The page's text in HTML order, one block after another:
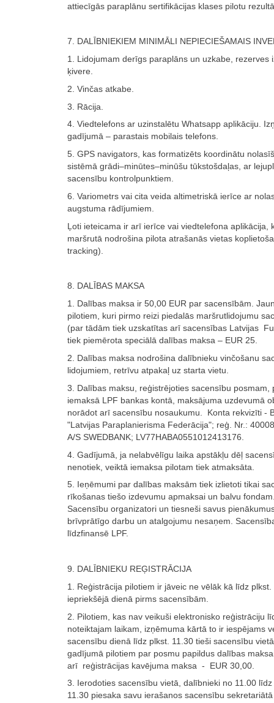
attiecīgās paraplānu sertifikācijas klases pilotu
7. DALĪBNIEKIEM MINIMĀLI NEPIECIEŠAMAIS
1. Lidojumam derīgs paraplāns un uzkabe, rezerves
ķivere.
2. Vinčas atkabe.
3. Rācija.
4. Viedtelefons ar uzinstalētu Whatsapp aplikāciju.
gadījumā – parastais mobilais telefons.
5. GPS navigators, kas formatizēts koordinātu
sistēmā grādi–minūtes–minūšu tūkstošdaļas, ar
sacensību kontrolpunktiem.
6. Variometrs vai cita veida altimetriskā ierīce ar
augstuma rādījumiem.
Ļoti ieteicama ir arī ierīce vai viedtelefona aplikācija,
maršrutā nodrošina pilota atrašanās vietas
tracking).
8. DALĪBAS MAKSA
1. Dalības maksa ir 50,00 EUR par sacensībām.
pilotiem, kuri pirmo reizi piedalās maršrutlidojumu
(par tādām tiek uzskatītas arī sacensības Latvijas
tiek piemērota speciālā dalības maksa – EUR 25.
2. Dalības maksa nodrošina dalībnieku vinčošanu
lidojumiem, retrīvu atpakaļ uz starta vietu.
3. Dalības maksu, reģistrējoties sacensību posmam,
iemaksā LPF bankas kontā, maksājuma uzdevumā
norādot arī sacensību nosaukumu. Konta rekvizīti -
"Latvijas Paraplanierisma Federācija"; reģ. Nr.:
A/S SWEDBANK; LV77HABA0551012413176.
4. Gadījumā, ja nelabvēlīgu laika apstākļu dēļ
nenotiek, veiktā iemaksa pilotam tiek atmaksāta.
5. Ieņēmumi par dalības maksām tiek izlietoti tikai
rīkošanas tiešo izdevumu apmaksai un balvu
Sacensību organizatori un tiesneši savus
brīvprātīgo darbu un atalgojumu nesaņem.
līdzfinansē LPF.
9. DALĪBNIEKU REĢISTRĀCIJA
1. Reģistrācija pilotiem ir jāveic ne vēlāk kā līdz plkst.
iepriekšējā dienā pirms sacensībām.
2. Pilotiem, kas nav veikuši elektronisko reģistrāciju
noteiktajam laikam, izņēmuma kārtā to ir iespējams
sacensību dienā līdz plkst. 11.30 tieši sacensību
gadījumā pilotiem par posmu papildus dalības
arī reģistrācijas kavējuma maksa - EUR 30,00.
3. Ierodoties sacensību vietā, dalībnieki no 11.00 līdz
11.30 piesaka savu ierašanos sacensību